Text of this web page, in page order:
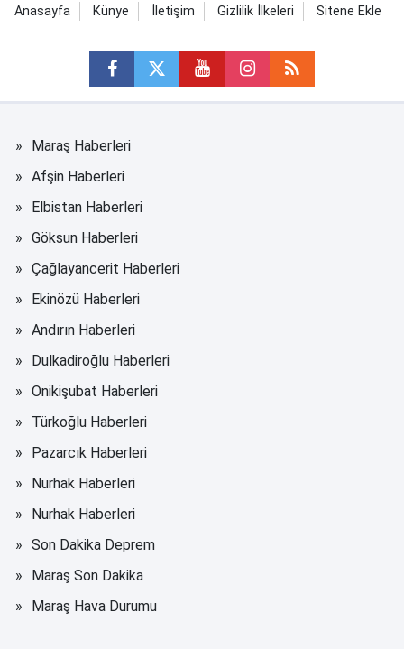
Anasayfa Künye İletişim Gizlilik İlkeleri Sitene Ekle
Maraş Haberleri
Afşin Haberleri
Elbistan Haberleri
Göksun Haberleri
Çağlayancerit Haberleri
Ekinözü Haberleri
Andırın Haberleri
Dulkadiroğlu Haberleri
Onikişubat Haberleri
Türkoğlu Haberleri
Pazarcık Haberleri
Nurhak Haberleri
Nurhak Haberleri
Son Dakika Deprem
Maraş Son Dakika
Maraş Hava Durumu